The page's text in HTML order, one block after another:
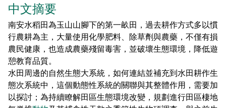
梅山遊客中心
南安遊客中心
排雲登山服務中心
線上預約
防疫期間登山守則
馬博拉斯橫斷步道系統
入園線上申請
山域事故統計
植物
動物
玉山腳下的子民
黑熊通報
黑熊特展
黑熊影片
黑熊骨骼標本特展
科研成果
路死動物調查成果
路死動物調查
iNaturalist
生態保育資訊
委辦成果報告
生態放映室
採集證申請
野生動物通報
旅遊摺頁
電子書
我們的願景
管理處電話
組織職掌
處長簡介
法律規範
施政計畫
支付或接受補助
預決算及會計報告
意見信箱
首長信箱
入園信箱
常見問答
雙語詞彙
檔案應用專區
English
日本語
한국어
Bahasa Melayu
Tiếng Việt
網站導覽 雙語詞彙
首長信箱 常見問答
RSS訂閱 兒童網
Facebook
中文摘要
南安水稻田為玉山山腳下的第一畝田，過去耕作方式多以慣
行農耕為主，大量使用化學肥料、除草劑與農藥，不僅有損
農民健康，也造成農藥殘留毒害，並破壞生態環境，降低遊
憩教育品質。
水田周邊的自然生態大系統，如何連結並補充到水田耕作生
態次系統中，這個動態性系統的關聯與其整體作用，需要加
以探討；為持續瞭解田區生態環境改變，規劃進行田區棲地